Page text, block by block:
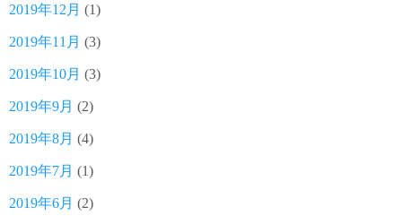
2019年12月 (1)
2019年11月 (3)
2019年10月 (3)
2019年9月 (2)
2019年8月 (4)
2019年7月 (1)
2019年6月 (2)